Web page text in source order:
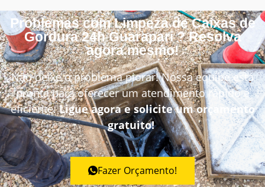
Problemas com Limpeza de Caixas de
Gordura 24h Guarapari ? Resolva
agora mesmo!
Não deixe o problema piorar! Nossa equipe está
pronta para oferecer um atendimento rápido e
eficiente.Ligue agora e solicite um orçamento
gratuito!
Fazer Orçamento!